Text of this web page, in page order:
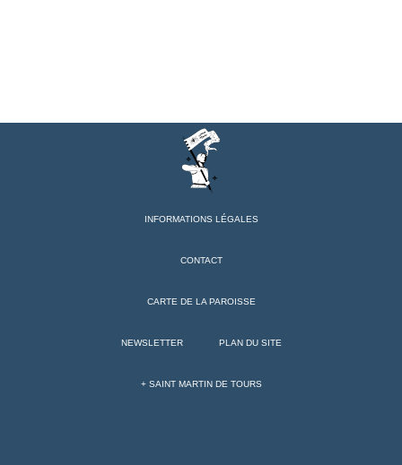
INFORMATIONS LÉGALES
CONTACT
CARTE DE LA PAROISSE
NEWSLETTER PLAN DU SITE
+ SAINT MARTIN DE TOURS